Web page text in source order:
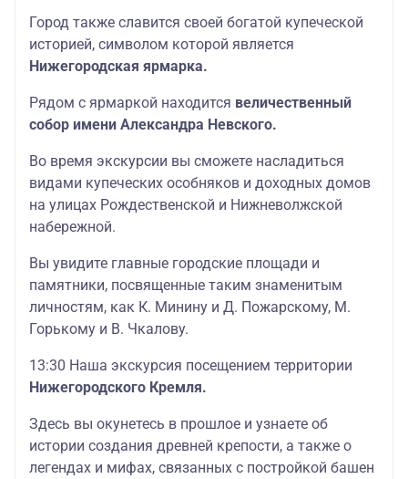
Город также славится своей богатой купеческой
историей, символом которой является
Нижегородская ярмарка.
Рядом с ярмаркой находится величественный
собор имени Александра Невского.
Во время экскурсии вы сможете насладиться
видами купеческих особняков и доходных домов
на улицах Рождественской и Нижневолжской
набережной.
Вы увидите главные городские площади и
памятники, посвященные таким знаменитым
личностям, как К. Минину и Д. Пожарскому, М.
Горькому и В. Чкалову.
13:30 Наша экскурсия посещением территории
Нижегородского Кремля.
Здесь вы окунетесь в прошлое и узнаете об
истории создания древней крепости, а также о
легендах и мифах, связанных с постройкой башен